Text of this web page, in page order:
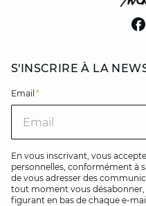
S'INSCRIRE À LA
Email *
En vous inscrivant, vous
personnelles, conformément à
de vous adresser des
tout moment vous désabonner,
figurant en bas de chaque e-